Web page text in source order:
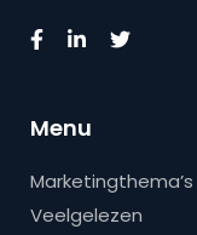
Menu
Marketingthema’s
Veelgelezen